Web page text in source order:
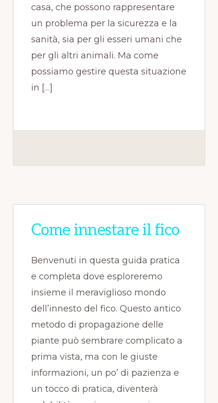
casa, che possono rappresentare
un problema per la sicurezza e la
sanità, sia per gli esseri umani che
per gli altri animali. Ma come
possiamo gestire questa situazione
in […]
Come innestare il fico
Benvenuti in questa guida pratica
e completa dove esploreremo
insieme il meraviglioso mondo
dell’innesto del fico. Questo antico
metodo di propagazione delle
piante può sembrare complicato a
prima vista, ma con le giuste
informazioni, un po’ di pazienza e
un tocco di pratica, diventerà